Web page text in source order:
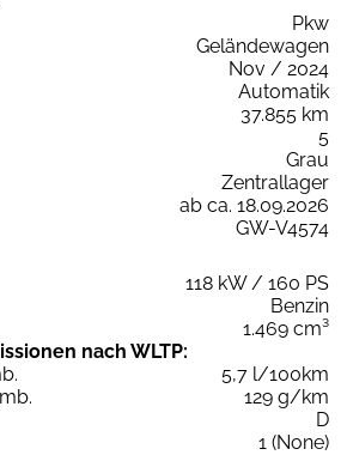
Pkw
Geländewagen
Nov / 2024
Automatik
37.855 km
5
Grau
Zentrallager
ab ca. 18.09.2026
GW-V4574
118 kW / 160 PS
Benzin
1.469 cm³
nach WLTP:
5,7 l/100km
129 g/km
D
1 (None)